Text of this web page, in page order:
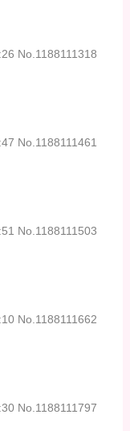
No.1188111318
No.1188111461
No.1188111503
No.1188111662
No.1188111797